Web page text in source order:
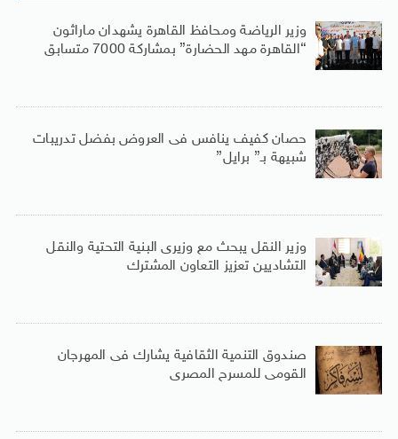
وزير الرياضة ومحافظ القاهرة يشهدان ماراثون
“القاهرة مهد الحضارة” بمشاركة 7000 متسابق
حصان كفيف ينافس فى العروض بفضل تدريبات
شبيهة بـ” برايل”
وزير النقل يبحث مع وزيرى البنية التحتية والنقل
التشاديين تعزيز التعاون المشترك
صندوق التنمية الثقافية يشارك فى المهرجان
القومى للمسرح المصرى